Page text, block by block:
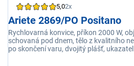
5,02x
Ariete 2869/PO Positano
Rychlovarná konvice, příkon 2000 W,
schovaná pod dnem, tělo z kvalitního
po skončení varu, dvojitý plášť,